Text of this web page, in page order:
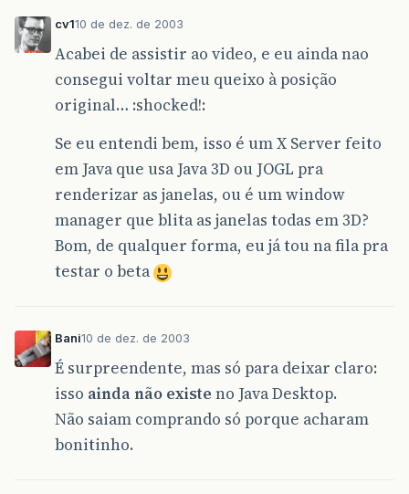
cv110 de dez. de 2003
Acabei de assistir ao video, e eu ainda nao
consegui voltar meu queixo à posição
original… :shocked!:
Se eu entendi bem, isso é um X Server feito
em Java que usa Java 3D ou JOGL pra
renderizar as janelas, ou é um window
manager que blita as janelas todas em 3D?
Bom, de qualquer forma, eu já tou na fila pra
testar o beta
Bani10 de dez. de 2003
É surpreendente, mas só para deixar claro:
isso ainda não existe no Java Desktop.
Não saiam comprando só porque acharam
bonitinho.